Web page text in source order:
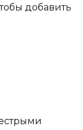
добавить